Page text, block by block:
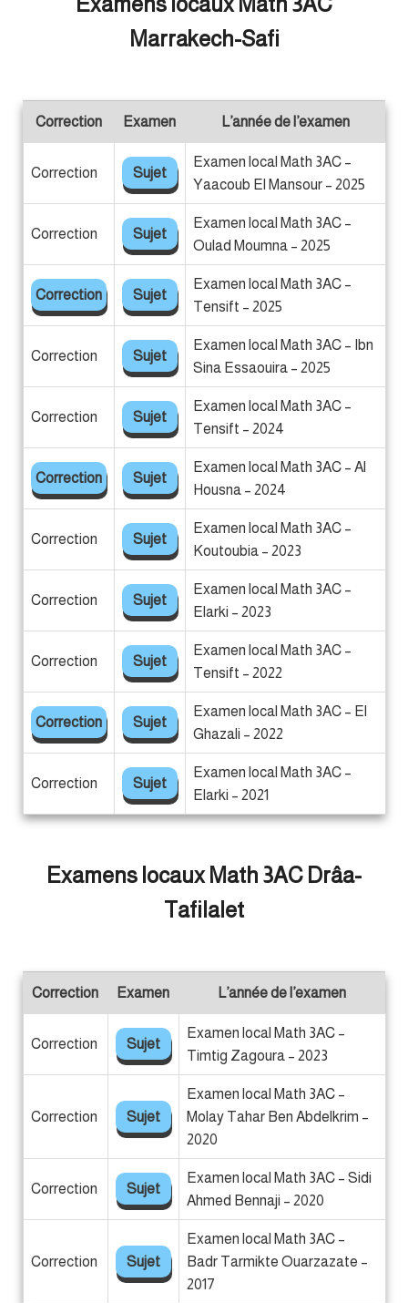
Marrakech-Safi
L’année de l’examen
Examen
Correction
Examen local Math 3AC –
Yaacoub El Mansour – 2025
Sujet
Correction
Examen local Math 3AC –
Oulad Moumna – 2025
Sujet
Correction
Examen local Math 3AC –
Tensift – 2025
Sujet
Correction
Examen local Math 3AC – Ibn
Sina Essaouira – 2025
Sujet
Correction
Examen local Math 3AC –
Tensift – 2024
Sujet
Correction
Examen local Math 3AC – Al
Housna – 2024
Sujet
Correction
Examen local Math 3AC –
Koutoubia – 2023
Sujet
Correction
Examen local Math 3AC –
Elarki – 2023
Sujet
Correction
Examen local Math 3AC –
Tensift – 2022
Sujet
Correction
Examen local Math 3AC – El
Ghazali – 2022
Sujet
Correction
Examen local Math 3AC –
Elarki – 2021
Sujet
Correction
Examens locaux Math 3AC Drâa-
Tafilalet
L’année de l’examen
Examen
Correction
Examen local Math 3AC –
Timtig Zagoura – 2023
Sujet
Correction
Examen local Math 3AC –
Molay Tahar Ben Abdelkrim –
2020
Sujet
Correction
Examen local Math 3AC – Sidi
Ahmed Bennaji – 2020
Sujet
Correction
Examen local Math 3AC –
Badr Tarmikte Ouarzazate –
2017
Sujet
Correction